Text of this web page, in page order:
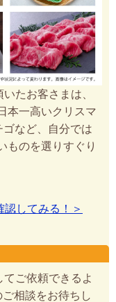
たお客さまは、
本一高いクリスマ
など、自分では
ものを選りすぐり
認してみる！＞
ご依頼できるよ
相談をお待ちし